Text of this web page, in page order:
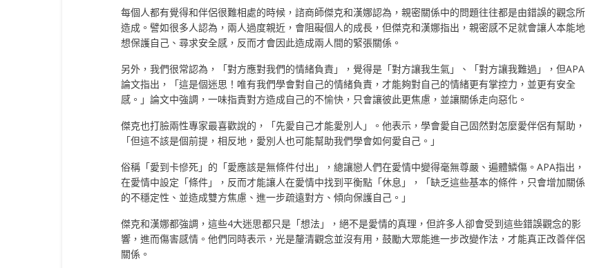
每個人都有覺得和伴侶很難相處的時候，諮商師傑克和漢娜認為，親密關係中的問題往往都是由錯誤的觀念所
造成。譬如很多人認為，兩人過度親近，會阻礙個人的成長，但傑克和漢娜指出，親密感不足就會讓人本能地
想保護自己、尋求安全感，反而才會因此造成兩人間的緊張關係。
另外，我們很常認為，「對方應對我們的情緒負責」，覺得是「對方讓我生氣」、「對方讓我難過」，但APA
論文指出，「這是個迷思！唯有我們學會對自己的情緒負責，才能夠對自己的情緒更有掌控力，並更有安全
感。」論文中強調，一味指責對方造成自己的不愉快，只會讓彼此更焦慮，並讓關係走向惡化。
傑克也打臉兩性專家最喜歡說的，「先愛自己才能愛別人」。他表示，學會愛自己固然對怎麼愛伴侶有幫助，
「但這不該是個前提，相反地，愛別人也可能幫助我們學會如何愛自己。」
俗稱「愛到卡慘死」的「愛應該是無條件付出」，總讓戀人們在愛情中變得毫無尊嚴、遍體鱗傷。APA指出，
在愛情中設定「條件」，反而才能讓人在愛情中找到平衡點「休息」，「缺乏這些基本的條件，只會增加關係
的不穩定性、並造成雙方焦慮、進一步疏遠對方、傾向保護自己。」
傑克和漢娜都強調，這些4大迷思都只是「想法」，絕不是愛情的真理，但許多人卻會受到這些錯誤觀念的影
響，進而傷害感情。他們同時表示，光是釐清觀念並沒有用，鼓勵大眾能進一步改變作法，才能真正改善伴侶
關係。